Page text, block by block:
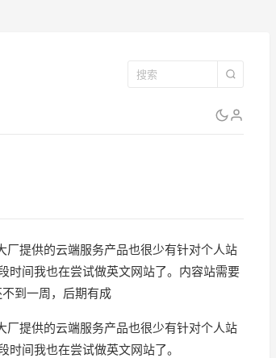
提供的云端服务产品也很少有针对个人站
时间我也在尝试做英文网站了。内容站需要
到一周，后期有成
提供的云端服务产品也很少有针对个人站
间我也在尝试做英文网站了。